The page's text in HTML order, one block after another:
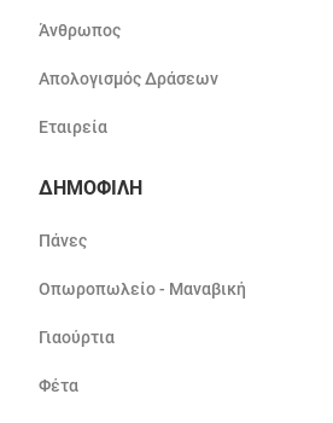
Άνθρωπος
Απολογισμός Δράσεων
Εταιρεία
ΔΗΜΟΦΙΛΗ
Πάνες
Οπωροπωλείο - Μαναβική
Γιαούρτια
Φέτα